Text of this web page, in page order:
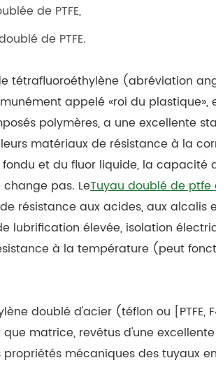
de PTFE,
de PTFE.
tétrafluoroéthylène (abréviation
appelé «roi du
polymères, a une excellente
matériaux de résistance à la
et du fluor liquide, la capacité
pas. LeTuyau doublé de
résistance aux acides, aux alcalis
lubrification élevée, isolation
à la température (peut
doublé d'acier (téflon ou
matrice, revêtus d'une
mécaniques des tuyaux